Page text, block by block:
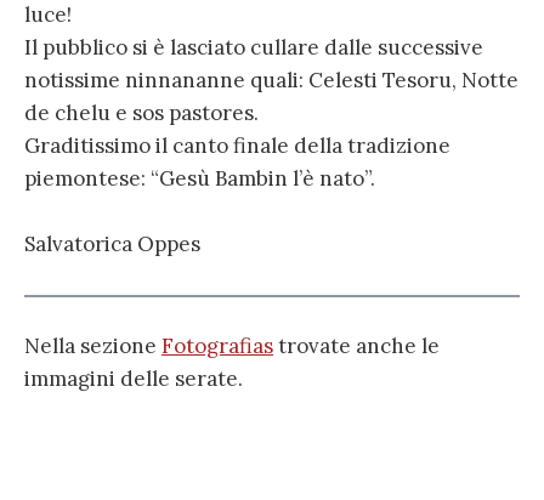
luce!
Il pubblico si è lasciato cullare dalle successive
notissime ninnananne quali: Celesti Tesoru, Notte
de chelu e sos pastores.
Graditissimo il canto finale della tradizione
piemontese: “Gesù Bambin l’è nato”.
Salvatorica Oppes
Nella sezione Fotografiastrovate anche le
immagini delle serate.